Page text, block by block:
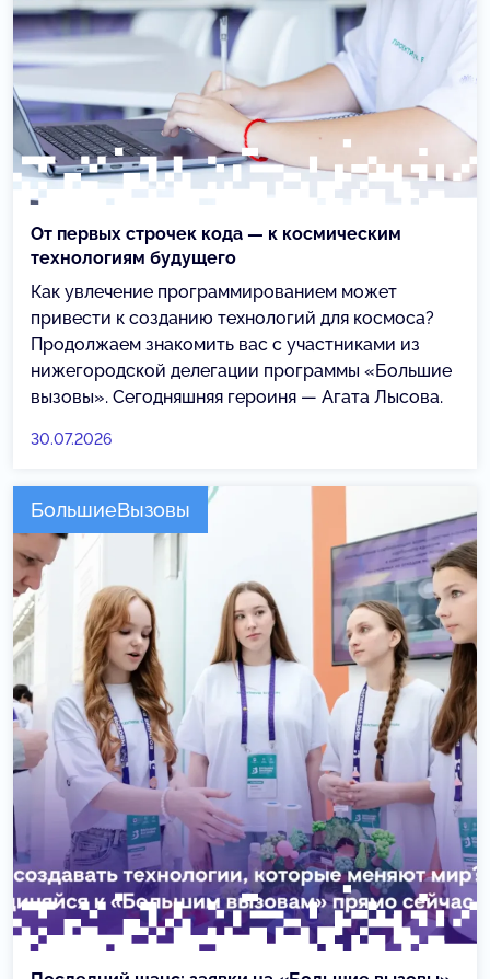
От первых строчек кода — к космическим
технологиям будущего
Как увлечение программированием может
привести к созданию технологий для космоса?
Продолжаем знакомить вас с участниками из
нижегородской делегации программы «Большие
вызовы». Сегодняшняя героиня — Агата Лысова.
30.07.2026
БольшиеВызовы